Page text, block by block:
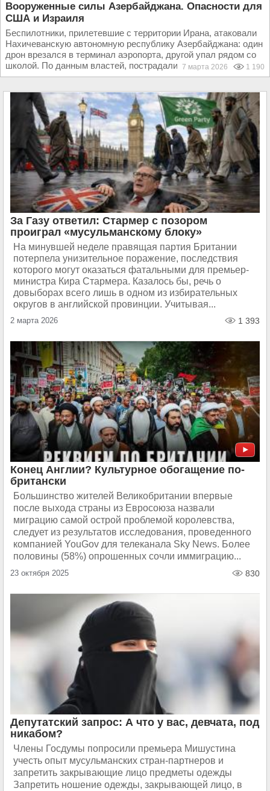
Вооруженные силы Азербайджана. Опасности для
США и Израиля
Беспилотники, прилетевшие с территории Ирана, атаковали
Нахичеванскую автономную республику Азербайджана: один
дрон врезался в терминал аэропорта, другой упал рядом со
школой. По данным властей, пострадали как...7 марта 2026 1 190
За Газу ответил: Стармер с позором
проиграл «мусульманскому блоку»
На минувшей неделе правящая партия Британии
потерпела унизительное поражение, последствия
которого могут оказаться фатальными для премьер-
министра Кира Стармера. Казалось бы, речь о
довыборах всего лишь в одном из избирательных
округов в английской провинции. Учитывая...
2 марта 2026 1 393
Конец Англии? Культурное обогащение по-
британски
Большинство жителей Великобритании впервые
после выхода страны из Евросоюза назвали
миграцию самой острой проблемой королевства,
следует из результатов исследования, проведенного
компанией YouGov для телеканала Sky News. Более
половины (58%) опрошенных сочли иммиграцию...
23 октября 2025 830
Депутатский запрос: А что у вас, девчата, под
никабом?
Члены Госдумы попросили премьера Мишустина
учесть опыт мусульманских стран-партнеров и
запретить закрывающие лицо предметы одежды
Запретить ношение одежды, закрывающей лицо, в